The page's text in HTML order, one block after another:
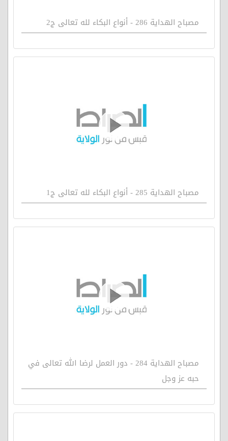
مصباح الهداية 286 - أنواع البكاء لله تعالى ج2
مصباح الهداية 285 - أنواع البكاء لله تعالى ج1
مصباح الهداية 284 - دور العمل لرضا الله تعالى في
حبه عز وجل